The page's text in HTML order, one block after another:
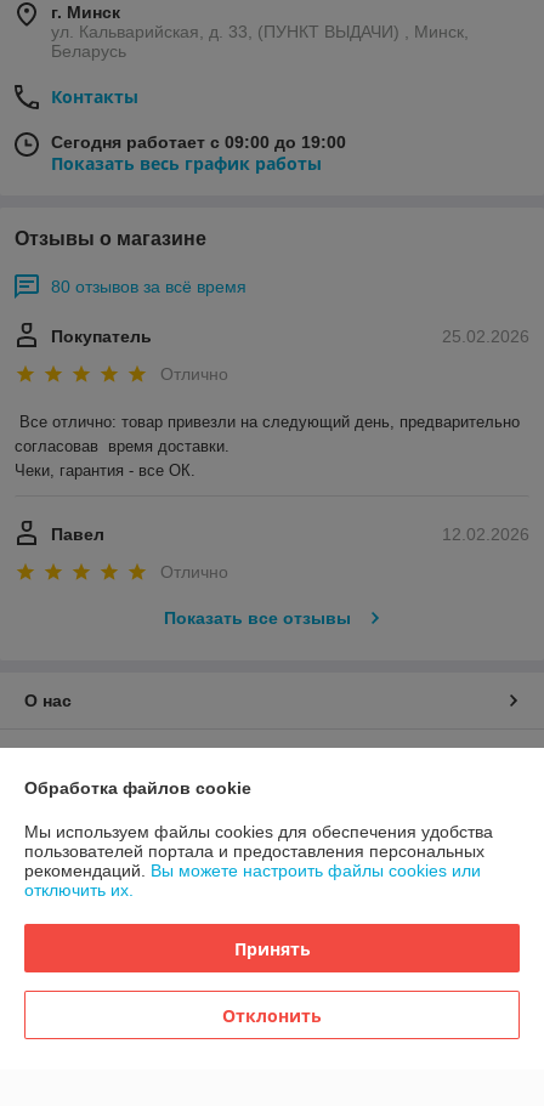
г. Минск
ул. Кальварийская, д. 33, (ПУНКТ ВЫДАЧИ) , Минск,
Беларусь
Контакты
Сегодня работает с 09:00 до 19:00
Показать весь график работы
Отзывы о магазине
80 отзывов за всё время
25.02.2026
Покупатель
Отлично
Все отлично: товар привезли на следующий день, предварительно
согласовав  время доставки.
Чеки, гарантия - все ОК.
12.02.2026
Павел
Отлично
Показать все отзывы
О нас
График работы
Полная версия сайта
Сайт создан на платформе Deal.by
Обработка файлов cookie
Мы используем файлы cookies для обеспечения удобства
пользователей портала и предоставления персональных
рекомендаций. Вы можете настроить файлы cookies или
отключить их.
Принять
Отклонить